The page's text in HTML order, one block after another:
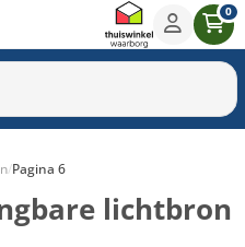
0
Armaturen
/Pagina 6
lichtbron